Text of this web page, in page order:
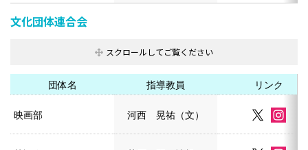
文化団体連合会
団体名 指導教員 リンク
映画部 河西 晃祐（文）